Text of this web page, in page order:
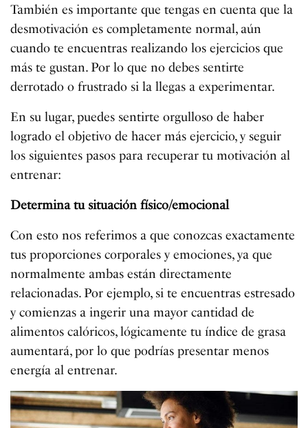
También es importante que tengas en cuenta que la
desmotivación es completamente normal, aún
cuando te encuentras realizando los ejercicios que
más te gustan. Por lo que no debes sentirte
derrotado o frustrado si la llegas a experimentar.
En su lugar, puedes sentirte orgulloso de haber
logrado el objetivo de hacer más ejercicio, y seguir
los siguientes pasos para recuperar tu motivación al
entrenar:
Determina tu situación físico/emocional
Con esto nos referimos a que conozcas exactamente
tus proporciones corporales y emociones, ya que
normalmente ambas están directamente
relacionadas. Por ejemplo, si te encuentras estresado
y comienzas a ingerir una mayor cantidad de
alimentos calóricos, lógicamente tu índice de grasa
aumentará, por lo que podrías presentar menos
energía al entrenar.